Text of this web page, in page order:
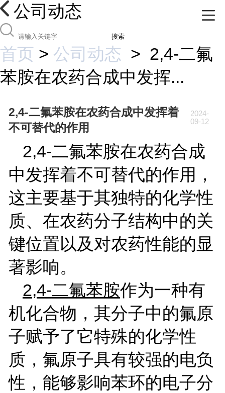
公司动态
搜索
首页 > 公司动态 > 2,4-二氟
苯胺在农药合成中发挥...
2,4-二氟苯胺在农药合成中发挥着
不可替代的作用
2024-
09-12
2,4-二氟苯胺在农药合成
中发挥着不可替代的作用，
这主要基于其独特的化学性
质、在农药分子结构中的关
键位置以及对农药性能的显
著影响。
2,4-二氟苯胺作为一种有
机化合物，其分子中的氟原
子赋予了它特殊的化学性
质，氟原子具有较强的电负
性，能够影响苯环的电子分